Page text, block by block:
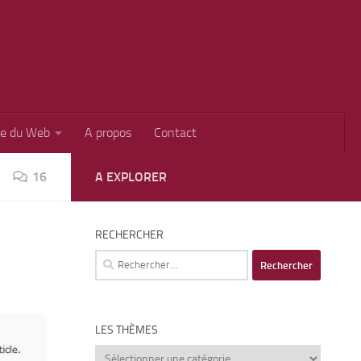
du Web A propos Contact
16 A EXPLORER
RECHERCHER
Rechercher :
LES THÈMES
Les